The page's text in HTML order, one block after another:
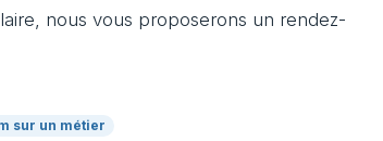
nous vous proposerons un rendez-
sur un métier